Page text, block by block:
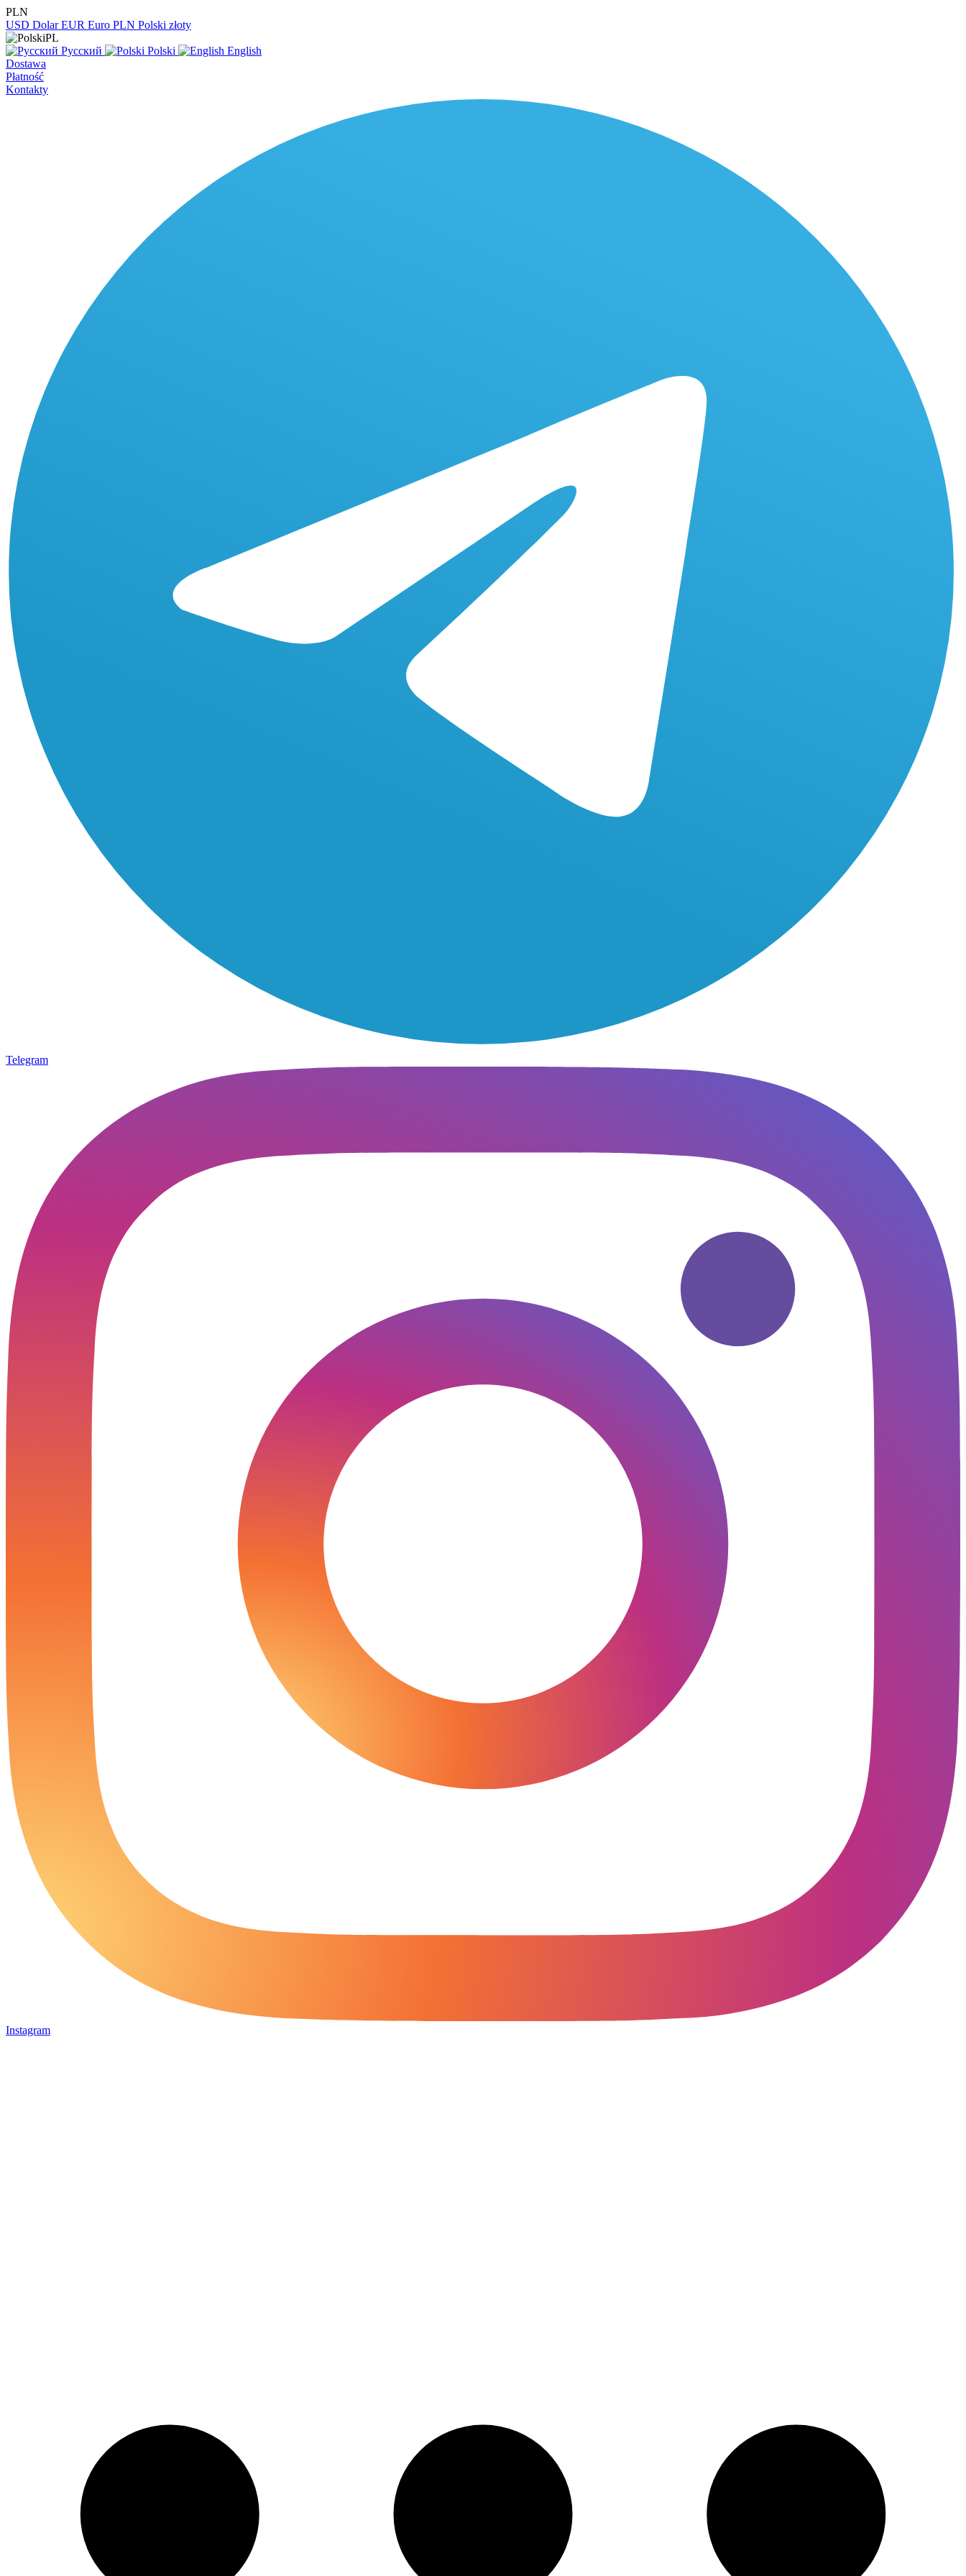
PLN
USD Dolar EUR Euro PLN Polski złoty
PL
Русский
Polski
English
Dostawa
Płatność
Kontakty
Telegram
Instagram